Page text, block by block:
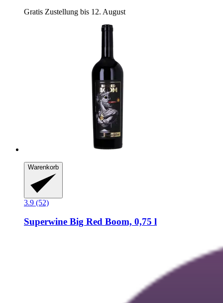
Gratis Zustellung bis 12. August
Warenkorb
3.9 (52)
Superwine Big Red Boom, 0,75 l